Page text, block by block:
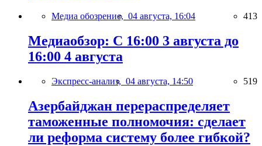
Медиа обозрение, 04 августа, 16:04 413
Медиаобзор: С 16:00 3 августа до
16:00 4 августа
Экспресс-анализ, 04 августа, 14:50 519
Азербайджан перераспределяет
таможенные полномочия: сделает
ли реформа систему более гибкой?